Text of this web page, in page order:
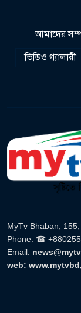
আমাদের
ভিডিও গ্যালারী
MyTv Bhaban,
Phone. ☎
Email.
web: